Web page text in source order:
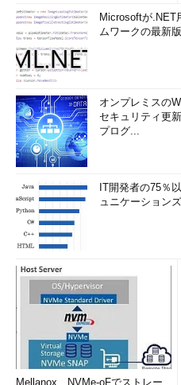
Microsoftが.NET
ムワークの最新
オンプレミスの
セキュリティ更
プログ...
IT開発者の75％
ュニケーション
Mellanox、NVMe-oFでストレー